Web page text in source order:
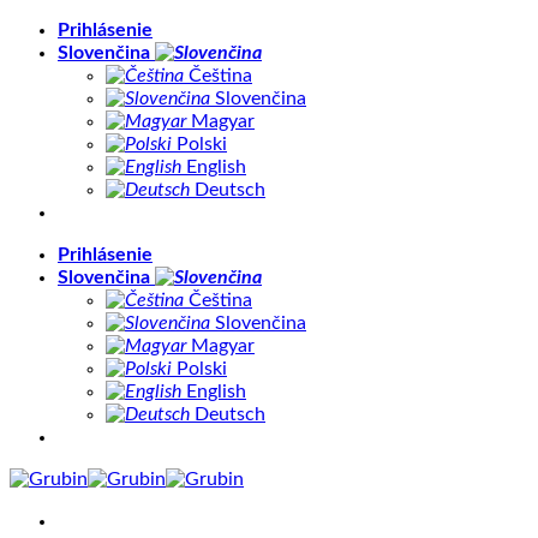
Skip
Prihlásenie
Slovenčina
Čeština
Slovenčina
Magyar
Polski
English
Deutsch
Prihlásenie
Slovenčina
Čeština
Slovenčina
Magyar
Polski
English
Deutsch